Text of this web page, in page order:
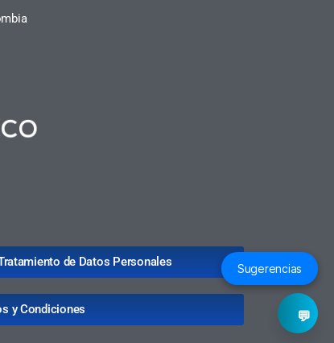
de Datos Personales
y Condiciones
Sugerencias
💬